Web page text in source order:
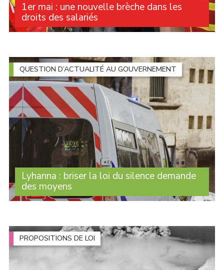
1er mai : une nouvelle brèche dans les
droits des salariés
Au printemps dernier, la question du travail le 1er mai a
adopté un texte qui autorise les (...)
QUESTION D’ACTUALITÉ AU GOUVERNEMENT
Lyhanna : briser la loi du silence demande
des moyens
Des milliers de personnes se sont rassemblées devant
protège réellement les (...)
PROPOSITIONS DE LOI